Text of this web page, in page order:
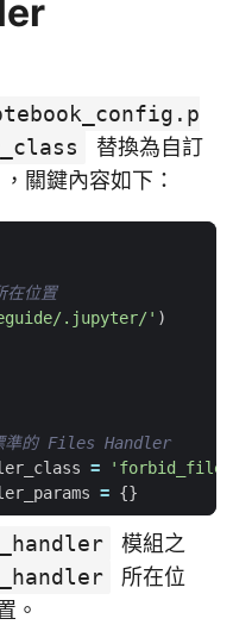
替換為自訂
，關鍵內容如下：
位置
.jupyter/' )
準的 Files Handler
=
= {}
模組之
所在位
。